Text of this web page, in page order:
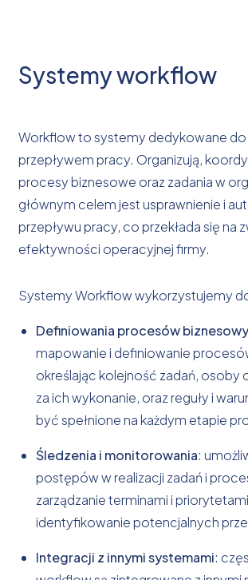
Systemy workflow
Workflow to systemy dedykowane do
przepływem pracy. Organizują,
procesy biznesowe oraz zadania w
głównym celem jest usprawnienie i
przepływu pracy, co przekłada się na
efektywności operacyjnej firmy.
Systemy Workflow wykorzystujemy
Definiowania procesów
mapowanie i definiowanie
określając kolejność zadań, osoby
za ich wykonanie, oraz reguły i
być spełnione na każdym etapie
Śledzenia i monitorowania:
postępów w realizacji zadań i
zarządzanie terminami i
identyfikowanie potencjalnych
Integracji z innymi systemami: